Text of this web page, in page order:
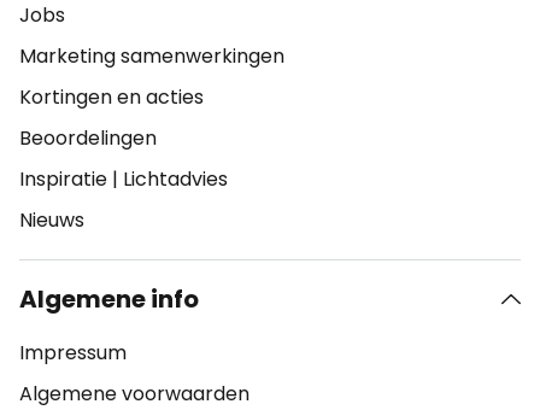
Jobs
Marketing samenwerkingen
Kortingen en acties
Beoordelingen
Inspiratie | Lichtadvies
Nieuws
Algemene info
Impressum
Algemene voorwaarden